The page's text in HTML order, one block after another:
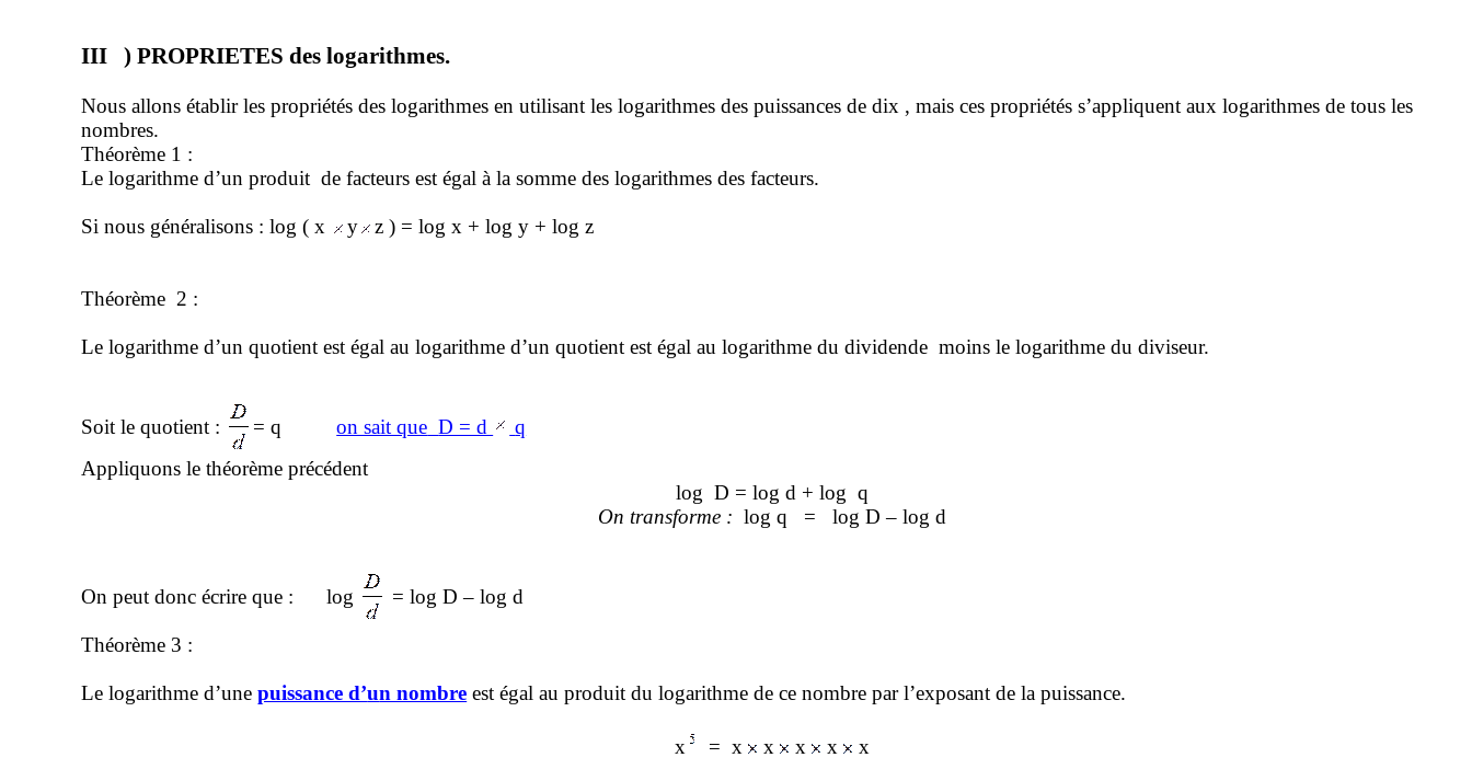
III ) PROPRIETES des logarithmes.
Nous allons établir les propriétés des logarithmes en utilisant les logarithmes des puissances dedix , mais ces propriétés s’appliquent aux logarithmes de tous les
nombres.
Théorème 1 :
Le logarithme d’un produit de facteurs est égal à la somme des logarithmes des facteurs.
Si nous généralisons : log( x y z ) = log x + log y + log z
Théorème 2 :
Le logarithme d’un quotient est égal au logarithme d’un quotient est égal au logarithme du dividende moins le logarithme du diviseur.
Soit le quotient : = q on sait que D = d
q
Appliquons le théorème précédent
log D = log d + log q
On transforme : log q = log D – log d
On peut donc écrire que : log = log D – log d
Théorème 3 :
Le logarithme d’unepuissance d’un nombre est égal au produit du logarithme de ce nombre par l’exposant de la puissance.
x = x x x x x